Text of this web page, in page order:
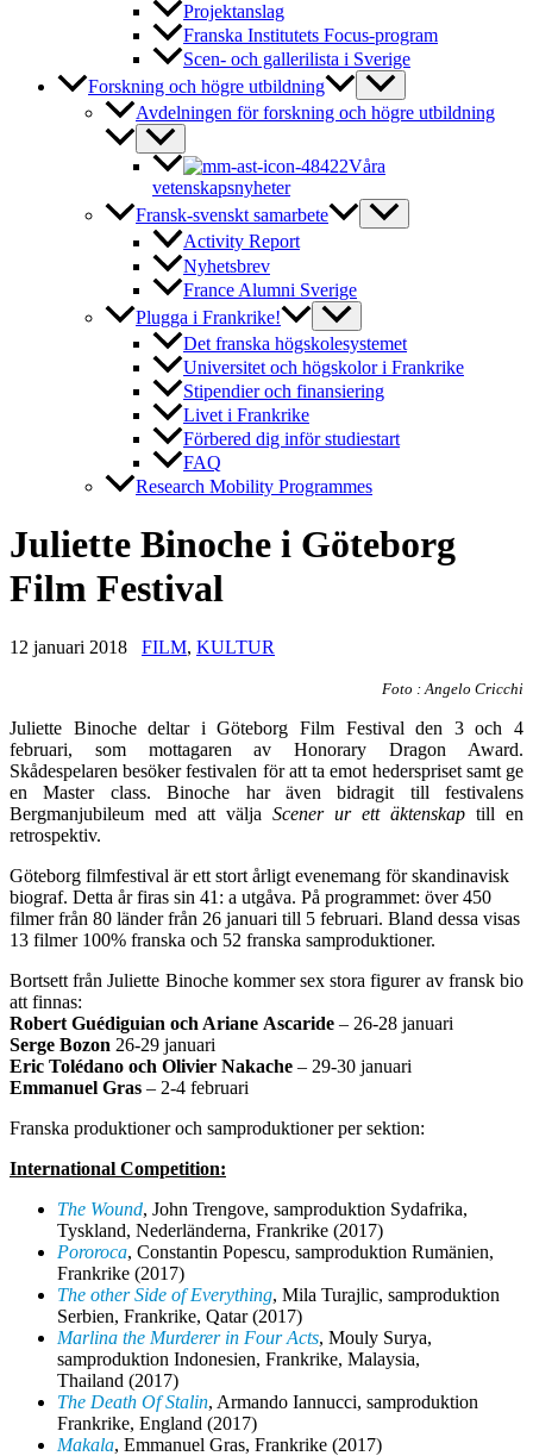
Projektanslag
Franska Institutets Focus-program
Scen- och gallerilista i Sverige
Forskning och högre utbildning
Avdelningen för forskning och högre utbildning
Våra
vetenskapsnyheter
Fransk-svenskt samarbete
Activity Report
Nyhetsbrev
France Alumni Sverige
Plugga i Frankrike!
Det franska högskolesystemet
Universitet och högskolor i Frankrike
Stipendier och finansiering
Livet i Frankrike
Förbered dig inför studiestart
FAQ
Research Mobility Programmes
Juliette Binoche i Göteborg
Film Festival
12 januari 2018 FILM, KULTUR
Foto : Angelo Cricchi
Juliette Binoche deltar i Göteborg Film Festival den 3 och 4
februari, som mottagaren av Honorary Dragon Award.
Skådespelaren besöker festivalen för att ta emot hederspriset samt ge
en Master class. Binoche har även bidragit till festivalens
Bergmanjubileum med att välja Scener ur ett äktenskap till en
retrospektiv.
Göteborg filmfestival är ett stort årligt evenemang för skandinavisk
biograf. Detta år firas sin 41: a utgåva. På programmet: över 450
filmer från 80 länder från 26 januari till 5 februari. Bland dessa visas
13 filmer 100% franska och 52 franska samproduktioner.
Bortsett från Juliette Binoche kommer sex stora figurer av fransk bio
att finnas:
Robert Guédiguian och Ariane Ascaride – 26-28 januari
Serge Bozon 26-29 januari
Eric Tolédano och Olivier Nakache – 29-30 januari
Emmanuel Gras – 2-4 februari
Franska produktioner och samproduktioner per sektion:
International Competition:
The Wound, John Trengove, samproduktion Sydafrika,
Tyskland, Nederländerna, Frankrike (2017)
Pororoca, Constantin Popescu, samproduktion Rumänien,
Frankrike (2017)
The other Side of Everything, Mila Turajlic, samproduktion
Serbien, Frankrike, Qatar (2017)
Marlina the Murderer in Four Acts, Mouly Surya,
samproduktion Indonesien, Frankrike, Malaysia,
Thailand (2017)
The Death Of Stalin, Armando Iannucci, samproduktion
Frankrike, England (2017)
Makala, Emmanuel Gras, Frankrike (2017)